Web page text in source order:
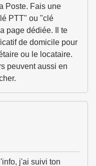
Poste. Fais une
PTT" ou "clé
page dédiée. Il te
de domicile pour
ou le locataire.
peuvent aussi en
j'ai suivi ton